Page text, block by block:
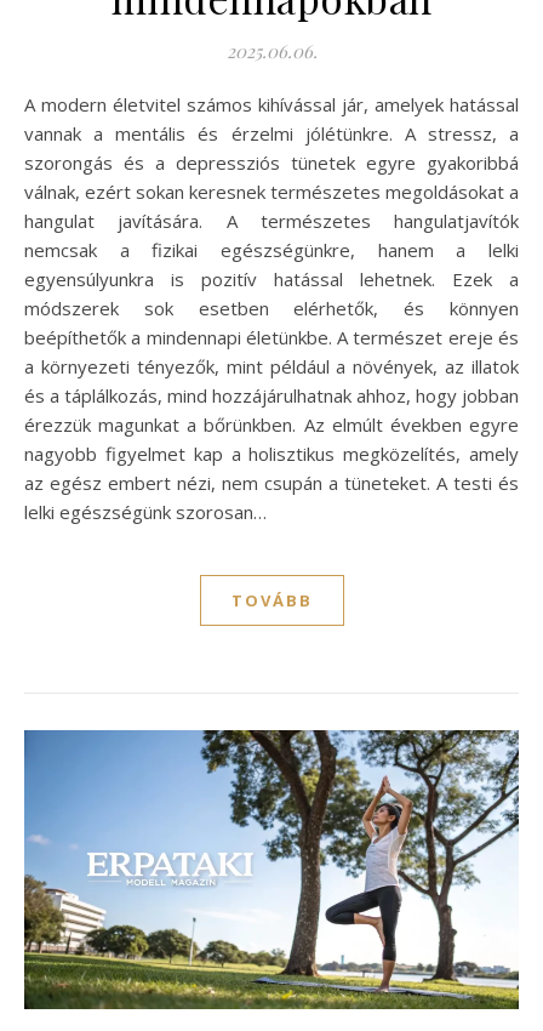
2025.06.06.
A modern életvitel számos kihívással jár, amelyek hatással
vannak a mentális és érzelmi jólétünkre. A stressz, a
szorongás és a depressziós tünetek egyre gyakoribbá
válnak, ezért sokan keresnek természetes megoldásokat a
hangulat javítására. A természetes hangulatjavítók
nemcsak a fizikai egészségünkre, hanem a lelki
egyensúlyunkra is pozitív hatással lehetnek. Ezek a
módszerek sok esetben elérhetők, és könnyen
beépíthetők a mindennapi életünkbe. A természet ereje és
a környezeti tényezők, mint például a növények, az illatok
és a táplálkozás, mind hozzájárulhatnak ahhoz, hogy jobban
érezzük magunkat a bőrünkben. Az elmúlt években egyre
nagyobb figyelmet kap a holisztikus megközelítés, amely
az egész embert nézi, nem csupán a tüneteket. A testi és
lelki egészségünk szorosan…
TOVÁBB